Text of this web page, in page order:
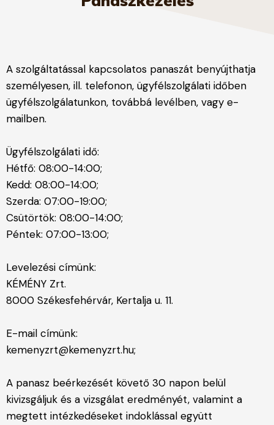
A szolgáltatással kapcsolatos panaszát benyújthatja
személyesen, ill. telefonon, ügyfélszolgálati időben
ügyfélszolgálatunkon, továbbá levélben, vagy e-
mailben.
Ügyfélszolgálati idő:
Hétfő: 08:00-14:00;
Kedd: 08:00-14:00;
Szerda: 07:00-19:00;
Csütörtök: 08:00-14:00;
Péntek: 07:00-13:00;
Levelezési címünk:
KÉMÉNY Zrt.
8000 Székesfehérvár, Kertalja u. 11.
E-mail címünk:
kemenyzrt@kemenyzrt.hu;
A panasz beérkezését követő 30 napon belül
kivizsgáljuk és a vizsgálat eredményét, valamint a
megtett intézkedéseket indoklással együtt